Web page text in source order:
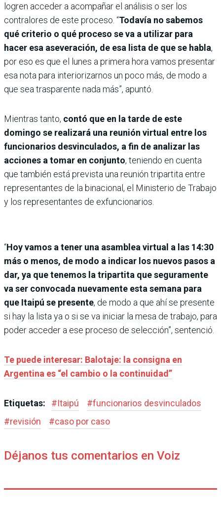
logren acceder a acompañar el análisis o ser los
contralores de este proceso. “Todavía no sabemos
qué criterio o qué proceso se va a utilizar para
hacer esa aseveración, de esa lista de que se habla,
por eso es que el lunes a primera hora vamos presentar
esa nota para interiorizarnos un poco más, de modo a
que sea trasparente nada más”, apuntó.
Mientras tanto, contó que en la tarde de este
domingo se realizará una reunión virtual entre los
funcionarios desvinculados, a fin de analizar las
acciones a tomar en conjunto, teniendo en cuenta
que también está prevista una reunión tripartita entre
representantes de la binacional, el Ministerio de Trabajo
y los representantes de exfuncionarios.
“Hoy vamos a tener una asamblea virtual a las 14:30
más o menos, de modo a indicar los nuevos pasos a
dar, ya que tenemos la tripartita que seguramente
va ser convocada nuevamente esta semana para
que Itaipú se presente, de modo a que ahí se presente
si hay la lista ya o si se va iniciar la mesa de trabajo, para
poder acceder a ese proceso de selección”, sentenció.
Te puede interesar: Balotaje: la consigna en
Argentina es “el cambio o la continuidad”
Etiquetas: #Itaipú #funcionarios desvinculados
#revisión #caso por caso
Déjanos tus comentarios en Voiz